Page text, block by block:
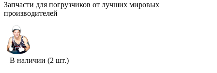
Запчасти для погрузчиков от лучших мировых
производителей
В наличии (2 шт.)